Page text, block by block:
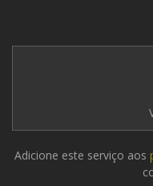
Adicione este serviço aos